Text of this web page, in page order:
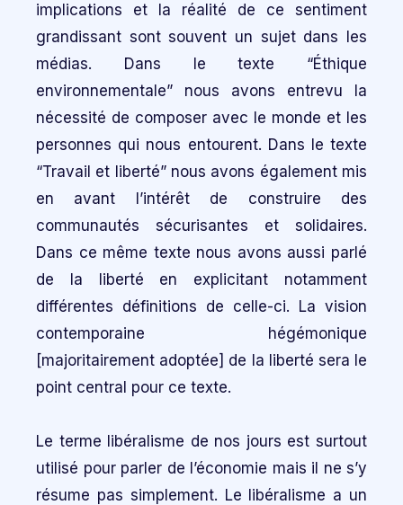
implications et la réalité de ce sentiment
grandissant sont souvent un sujet dans les
médias. Dans le texte “Éthique
environnementale” nous avons entrevu la
nécessité de composer avec le monde et les
personnes qui nous entourent. Dans le texte
“Travail et liberté” nous avons également mis
en avant l’intérêt de construire des
communautés sécurisantes et solidaires.
Dans ce même texte nous avons aussi parlé
de la liberté en explicitant notamment
différentes définitions de celle-ci. La vision
contemporaine hégémonique
[majoritairement adoptée] de la liberté sera le
point central pour ce texte.
Le terme libéralisme de nos jours est surtout
utilisé pour parler de l’économie mais il ne s’y
résume pas simplement. Le libéralisme a un